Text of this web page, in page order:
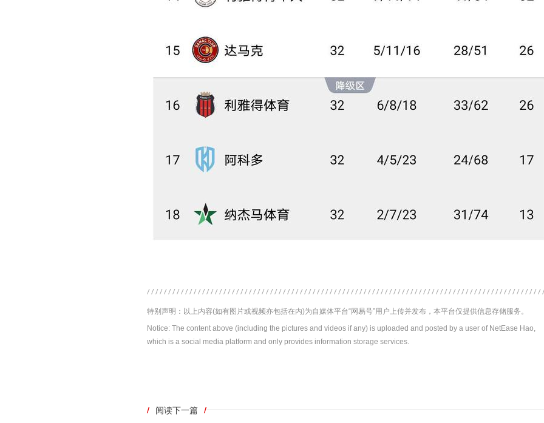
特别声明：以上内容(如有图片或视频亦包括在内)为自媒体平台“网易号”用户上传并发布，本平台仅提供信息存储服务。
Notice: The content above (including the pictures and videos if any) is uploaded and posted by a user of NetEase Hao,
which is a social media platform and only provides information storage services.
/ 阅读下一篇 /